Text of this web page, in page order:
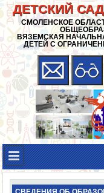
ДЕТСКИЙ
СМОЛЕНСКОЕ
ВЯЗЕМСКАЯ
ДЕТЕЙ С